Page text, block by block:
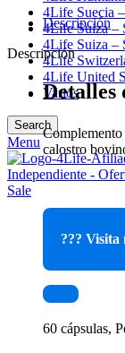
4Life Suecia
4Life Suiza –
4Life Suiza –
4Life
4Life United
Varios
Search
Menu
Descripción
Descripción
Detalles
calostro
??? Visita
60 cápsulas,